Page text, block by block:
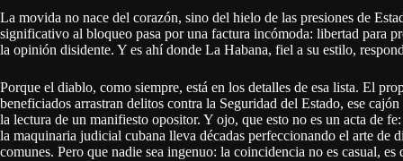
La movida no nace del corazón, sino del hielo de las presiones de
significativo al bloqueo pasa por una factura incómoda: libertad para
la opinión disidente. Y es ahí donde La Habana, fiel a su estilo,
Porque el diablo, como siempre, está en los detalles de esa lista. El
beneficiados arrastran delitos contra la Seguridad del Estado, ese
la lectura de un manifiesto opositor. Y ojo, que esto no es un acta de
la maquinaria judicial cubana lleva décadas perfeccionando el arte de
comunes. Pero que nadie sea ingenuo: la coincidencia no es casual,